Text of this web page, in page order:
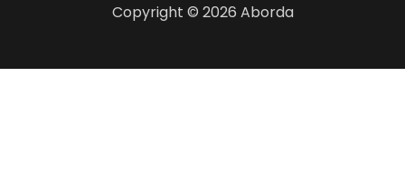
Copyright © 2026 Aborda